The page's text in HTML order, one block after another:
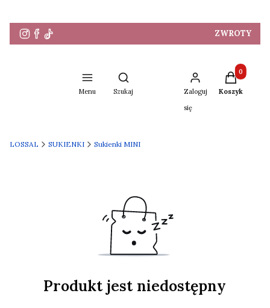
ZWROTY
Menu
Otwórz wyszukiwarkę
Szukaj
Zaloguj
się
Produkty
Koszyk
LOSSAL SUKIENKI Sukienki MINI
Produkt jest niedostępny